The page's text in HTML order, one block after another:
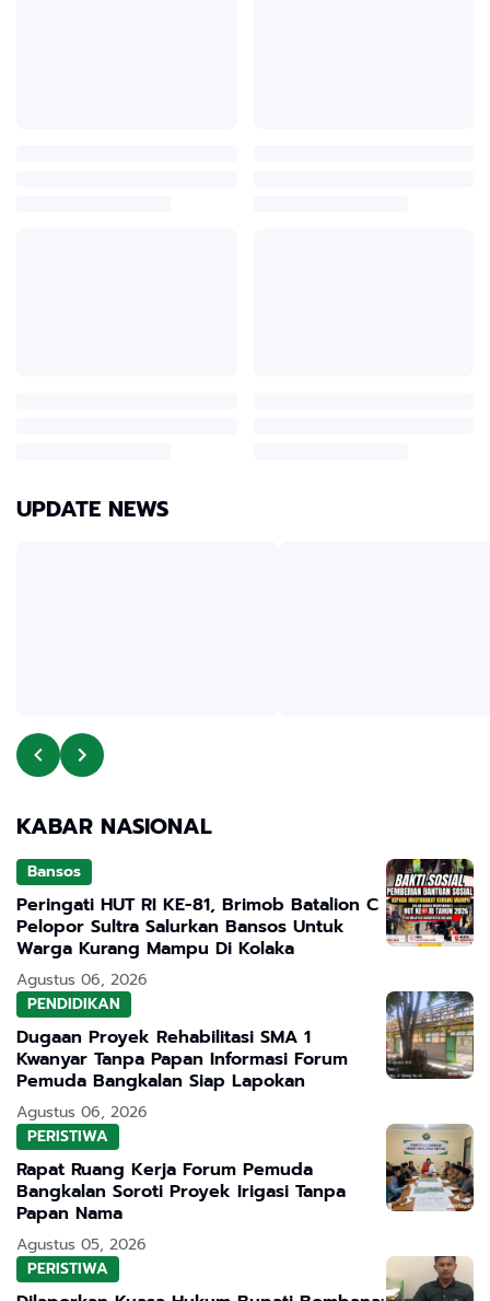
UPDATE NEWS
KABAR NASIONAL
Bansos
Peringati HUT RI KE-81, Brimob Batalion C
Pelopor Sultra Salurkan Bansos Untuk
Warga Kurang Mampu Di Kolaka
Agustus 06, 2026
PENDIDIKAN
Dugaan Proyek Rehabilitasi SMA 1
Kwanyar Tanpa Papan Informasi Forum
Pemuda Bangkalan Siap Lapokan
Agustus 06, 2026
PERISTIWA
Rapat Ruang Kerja Forum Pemuda
Bangkalan Soroti Proyek Irigasi Tanpa
Papan Nama
Agustus 05, 2026
PERISTIWA